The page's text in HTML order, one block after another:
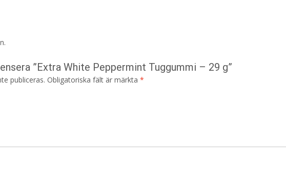
”Extra White Peppermint Tuggummi – 29 g”
publiceras. Obligatoriska fält är märkta *